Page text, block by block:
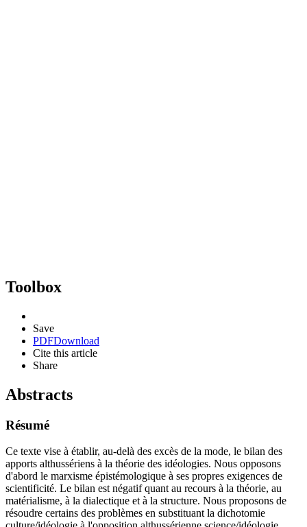
Toolbox
Save
PDFDownload
Cite this article
Share
Abstracts
Résumé
Ce texte vise à établir, au-delà des excès de la mode, le bilan des
apports althussériens à la théorie des idéologies. Nous opposons
d'abord le marxisme épistémologique à ses propres exigences de
scientificité. Le bilan est négatif quant au recours à la théorie, au
matérialisme, à la dialectique et à la structure. Nous proposons de
résoudre certains des problèmes en substituant la dichotomie